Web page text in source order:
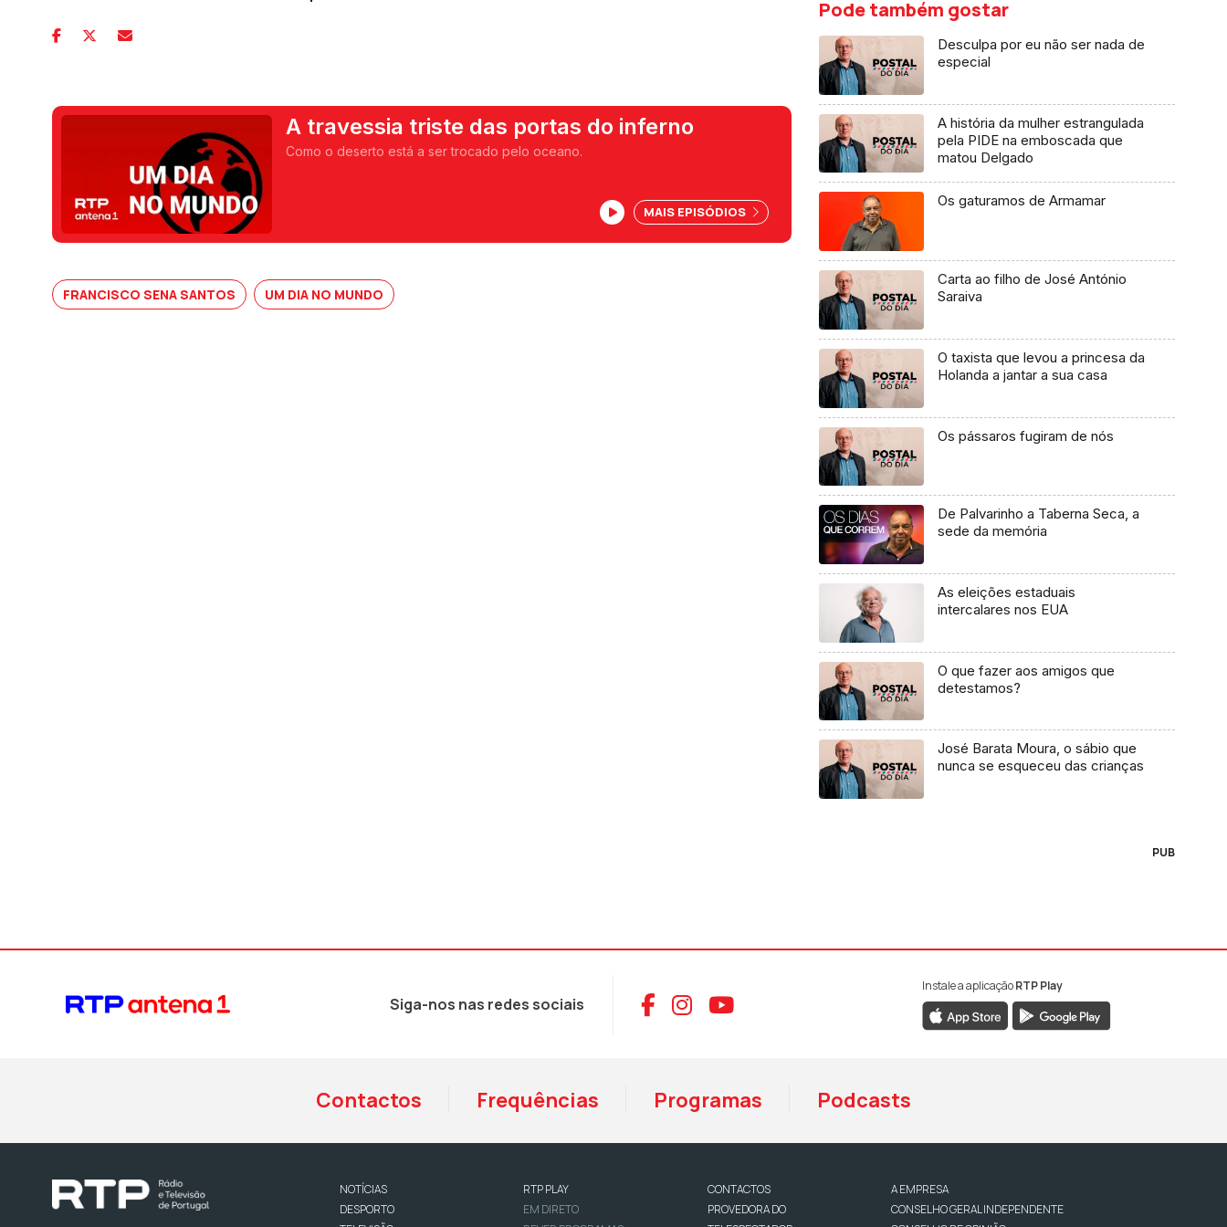
A travessia triste das portas do inferno
Como o deserto está a ser trocado pelo oceano.
MAIS EPISÓDIOS
FRANCISCO SENA SANTOS UM DIA NO MUNDO
Pode também gostar
Desculpa por eu não ser nada de
especial
A história da mulher estrangulada
pela PIDE na emboscada que
matou Delgado
Os gaturamos de Armamar
Carta ao filho de José António
Saraiva
O taxista que levou a princesa da
Holanda a jantar a sua casa
Os pássaros fugiram de nós
De Palvarinho a Taberna Seca, a
sede da memória
As eleições estaduais
intercalares nos EUA
O que fazer aos amigos que
detestamos?
José Barata Moura, o sábio que
nunca se esqueceu das crianças
PUB
Siga-nos nas redes sociais Aceder ao Facebook da RTP Antena 1
Aceder ao Instagram da RTP Antena 1
Aceder ao YouTube da RTP Antena 1
Instale a aplicaçãoRTP Play
Contactos Frequências Programas Podcasts
NOTÍCIAS
DESPORTO
RTP PLAY
EM DIRETO
CONTACTOS
PROVEDORA DO
A EMPRESA
CONSELHO GERAL INDEPENDENTE